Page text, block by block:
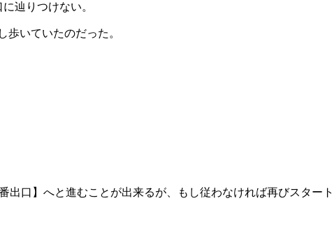
辿りつけない。
いていたのだった。
口】へと進むことが出来るが、もし従わなければ再びスタート